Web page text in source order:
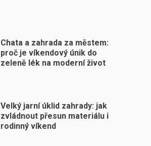
Chata a zahrada za městem:
proč je víkendový únik do
zeleně lék na moderní život
Velký jarní úklid zahrady: jak
zvládnout přesun materiálu i
rodinný víkend